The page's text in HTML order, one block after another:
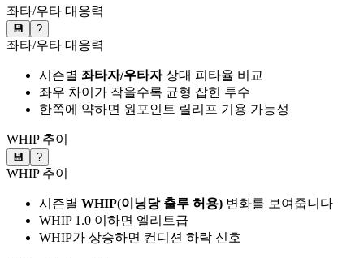
좌타/우타 대응력
💾 ?
좌타/우타 대응력
시즌별 좌타자/우타자상대 피타율 비교
좌우 차이가 작을수록 균형 잡힌 투수
한쪽에 약하면 원포인트 릴리프 기용 가능성
WHIP 추이
💾 ?
WHIP 추이
시즌별 WHIP(이닝당 출루 허용) 변화를 보여줍니다
WHIP 1.0 이하면 엘리트급
WHIP가 상승하면 컨디션 하락 신호